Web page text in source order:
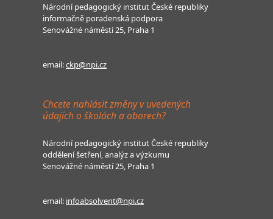
Národní pedagogický institut České republiky
informačně poradenská podpora
Senovážné náměstí 25, Praha 1
email:ckp@npi.cz
Chcete nahlásit změny v uvedených
údajích o školách a oborech?
Národní pedagogický institut České republiky
oddělení šetření, analýz a výzkumu
Senovážné náměstí 25, Praha 1
email: infoabsolvent@npi.cz